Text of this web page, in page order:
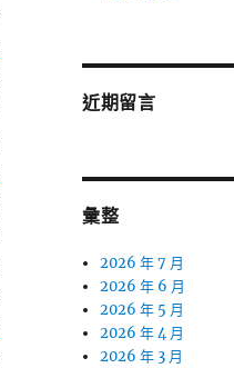
近期留言
彙整
2026 年 7 月
2026 年 6 月
2026 年 5 月
2026 年 4 月
2026 年 3 月